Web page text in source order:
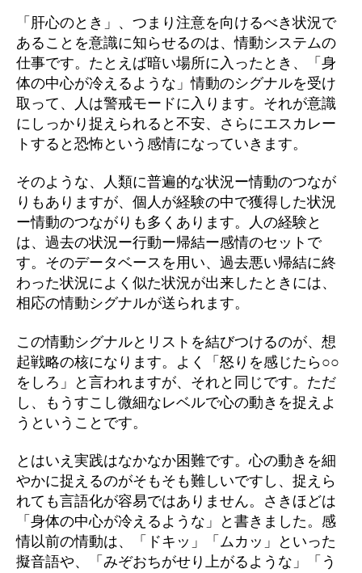
「肝心のとき」、つまり注意を向けるべき状況で
あることを意識に知らせるのは、情動システムの
仕事です。たとえば暗い場所に入ったとき、「身
体の中心が冷えるような」情動のシグナルを受け
取って、人は警戒モードに入ります。それが意識
にしっかり捉えられると不安、さらにエスカレー
トすると恐怖という感情になっていきます。
そのような、人類に普遍的な状況ー情動のつなが
りもありますが、個人が経験の中で獲得した状況
ー情動のつながりも多くあります。人の経験と
は、過去の状況ー行動ー帰結ー感情のセットで
す。そのデータベースを用い、過去悪い帰結に終
わった状況によく似た状況が出来したときには、
相応の情動シグナルが送られます。
この情動シグナルとリストを結びつけるのが、想
起戦略の核になります。よく「怒りを感じたら○○
をしろ」と言われますが、それと同じです。ただ
し、もうすこし微細なレベルで心の動きを捉えよ
うということです。
とはいえ実践はなかなか困難です。心の動きを細
やかに捉えるのがそもそも難しいですし、捉えら
れても言語化が容易ではありません。さきほどは
「身体の中心が冷えるような」と書きました。感
情以前の情動は、「ドキッ」「ムカッ」といった
擬音語や、「みぞおちがせり上がるような」「う